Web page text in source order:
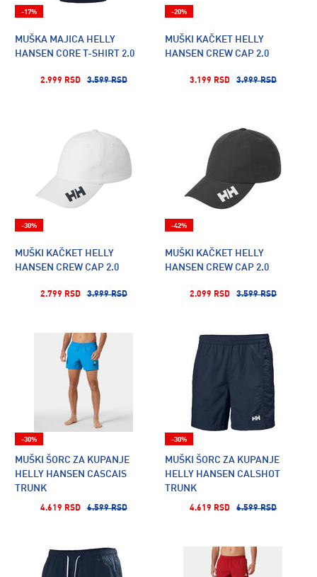
MUŠKA MAJICA HELLY
HANSEN CORE T-SHIRT 2.0
2.999 RSD 3.599 RSD
-17%
MUŠKI KAČKET HELLY
HANSEN CREW CAP 2.0
3.199 RSD 3.999 RSD
-20%
MUŠKI KAČKET HELLY
HANSEN CREW CAP 2.0
2.799 RSD 3.999 RSD
-30%
MUŠKI KAČKET HELLY
HANSEN CREW CAP 2.0
2.099 RSD 3.599 RSD
-42%
MUŠKI ŠORC ZA KUPANJE
HELLY HANSEN CASCAIS
TRUNK
4.619 RSD 6.599 RSD
-30%
MUŠKI ŠORC ZA KUPANJE
HELLY HANSEN CALSHOT
TRUNK
4.619 RSD 6.599 RSD
-30%